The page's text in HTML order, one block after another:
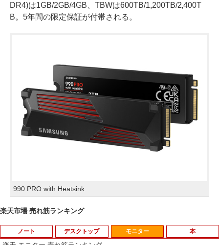
DR4)は1GB/2GB/4GB、TBWは600TB/1,200TB/2,400T
B。5年間の限定保証が付帯される。
990 PRO with Heatsink
楽天市場 売れ筋ランキング
ノート デスクトップ モニター 本